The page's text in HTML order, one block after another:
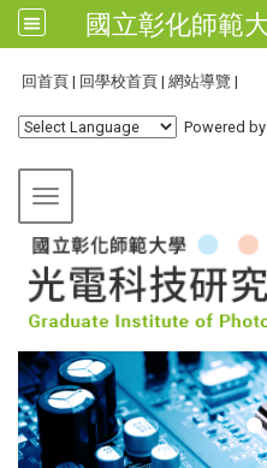
國立彰化師範
回首頁 | 回學校首頁 | 網站導覽 |
Powered by
Toggle navigation